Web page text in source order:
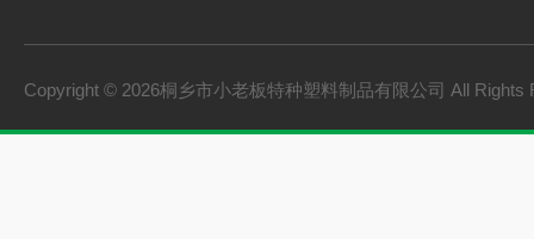
Copyright © 2026桐乡市小老板特种塑料制品有限公司 All